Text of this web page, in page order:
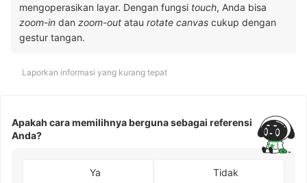
mengoperasikan layar. Dengan fungsi touch, Anda bisa
zoom-in dan zoom-out atau rotate canvas cukup dengan
gestur tangan.
Laporkan informasi yang kurang tepat
Apakah cara memilihnya berguna sebagai referensi
Anda?
Ya Tidak